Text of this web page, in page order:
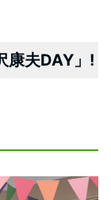
康夫DAY」!